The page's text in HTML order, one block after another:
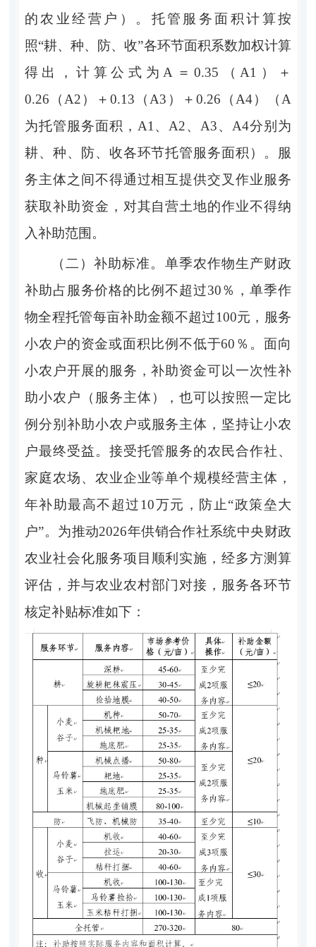
的农业经营户）。托管服务面积计算按
照“耕、种、防、收”各环节面积系数加权计算
得出，计算公式为 A＝0.35（A1）＋
0.26（A2）＋0.13（A3）
＋ 0.26 （ A4）（ A
为托管服务面积， A1 、 A2、 A3、 A4分别为
耕、种、防、收各环节托管服务面积）。服
务主体之间不得通过相互提供交叉作业服务
获取补助资金，对其自营土地的作业不得纳
入补助范围。
（二）补助标准。 单季农作物生产财政
补助占服务价格的比例不超过30％，单季作
物全程托管每亩补助金额不超过100元，服务
小农户的资金或面积比例不低于60 ％。面向
小农户开展的服务，补助资金可以一次性补
助小农户 （ 服务主体 ）
，也可以按照一定比
例分别补助小农户或服务主体 ，坚持让小农
户最终受益。接受托管服务的农民合作社、
家庭农场、农业企业等单个规模经营主体，
年补助最高不超过10万元，防止“政策垒大
户”。为推动2026年供销合作社系统中央财政
农业社会化服务项目 顺利实施，经多方测算
评估，并与农业农村部门对接 ， 服务各环节
核定补贴标准如下：